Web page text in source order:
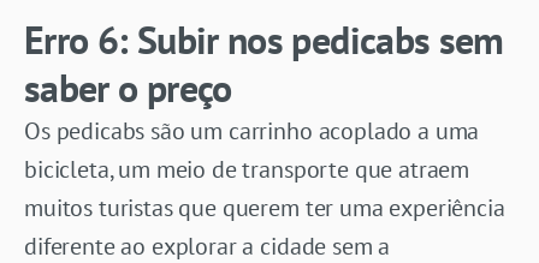
Erro 6: Subir nos pedicabs sem
saber o preço
Os pedicabs são um carrinho acoplado a uma
bicicleta, um meio de transporte que atraem
muitos turistas que querem ter uma experiência
diferente ao explorar a cidade sem a